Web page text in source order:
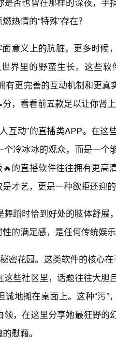
热情的“特殊”存在？
意义上的肮脏，更多时候
界里的野蛮生长。这些软
更完善的互动机制和更真
，看看前五款足以让你肾上
互动”的直播类APP。在这
冷冰冰的观众，而是一个
的直播软件往往拥有更高
才艺，更是一种欲拒还迎的
蹈时恰到好处的肢体舒展
的满足感，是任何传统娱乐
密花园。这类软件的核心在
些社区里，话题往往大胆
地摊在桌面上。这种“污”
，在这里分享她最狂野的
慰藉。